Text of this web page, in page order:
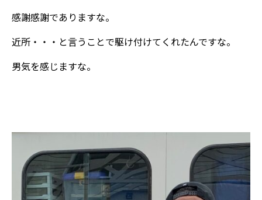
感謝感謝でありますな。
近所・・・と言うことで駆け付けてくれたんですな。
男気を感じますな。